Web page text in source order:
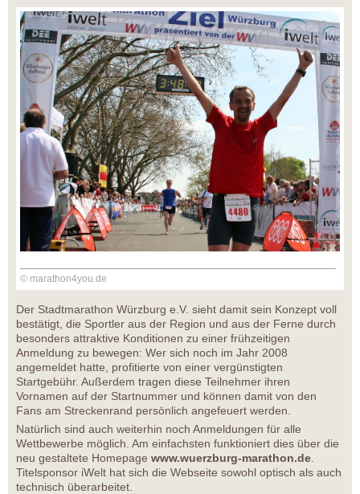
© marathon4you.de
Der Stadtmarathon Würzburg e.V. sieht damit sein Konzept voll
bestätigt, die Sportler aus der Region und aus der Ferne durch
besonders attraktive Konditionen zu einer frühzeitigen
Anmeldung zu bewegen: Wer sich noch im Jahr 2008
angemeldet hatte, profitierte von einer vergünstigten
Startgebühr. Außerdem tragen diese Teilnehmer ihren
Vornamen auf der Startnummer und können damit von den
Fans am Streckenrand persönlich angefeuert werden.
Natürlich sind auch weiterhin noch Anmeldungen für alle
Wettbewerbe möglich. Am einfachsten funktioniert dies über die
neu gestaltete Homepage www.wuerzburg-marathon.de
Titelsponsor iWelt hat sich die Webseite sowohl optisch als auch
technisch überarbeitet.